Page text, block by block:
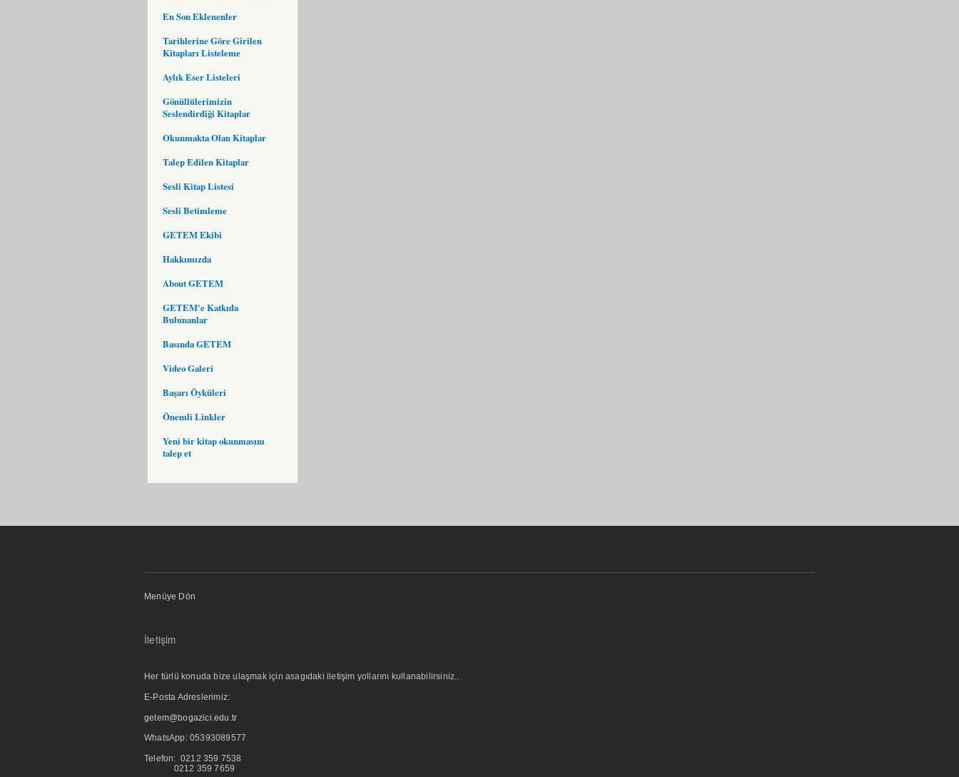
En Son Eklenenler
Tarihlerine Göre Girilen
Kitapları Listeleme
Aylık Eser Listeleri
Gönüllülerimizin
Seslendirdiği Kitaplar
Okunmakta Olan Kitaplar
Talep Edilen Kitaplar
Sesli Kitap Listesi
Sesli Betimleme
GETEM Ekibi
Hakkımızda
About GETEM
GETEM'e Katkıda
Bulunanlar
Basında GETEM
Video Galeri
Başarı Öyküleri
Önemli Linkler
Yeni bir kitap okunmasını
talep et
Menüye Dön
İletişim
Her türlü konuda bize ulaşmak için asagıdaki iletişim yollarını kullanabilirsiniz..
E-Posta Adreslerimiz:
getem@bogazici.edu.tr
WhatsApp: 05393089577
Telefon: 0212 359 7538
0212 359 7659